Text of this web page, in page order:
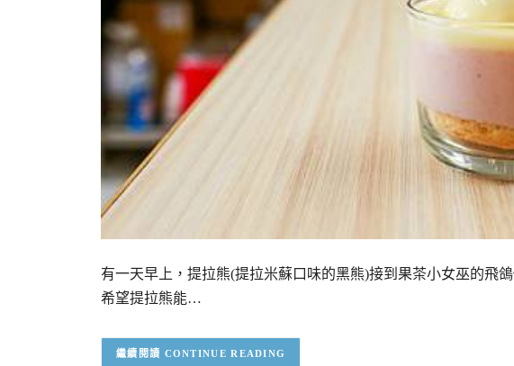
有一天早上，提拉熊(提拉米蘇口味的黑熊)接到果茶小女巫的飛
希望提拉熊能…
CONTINUE READING